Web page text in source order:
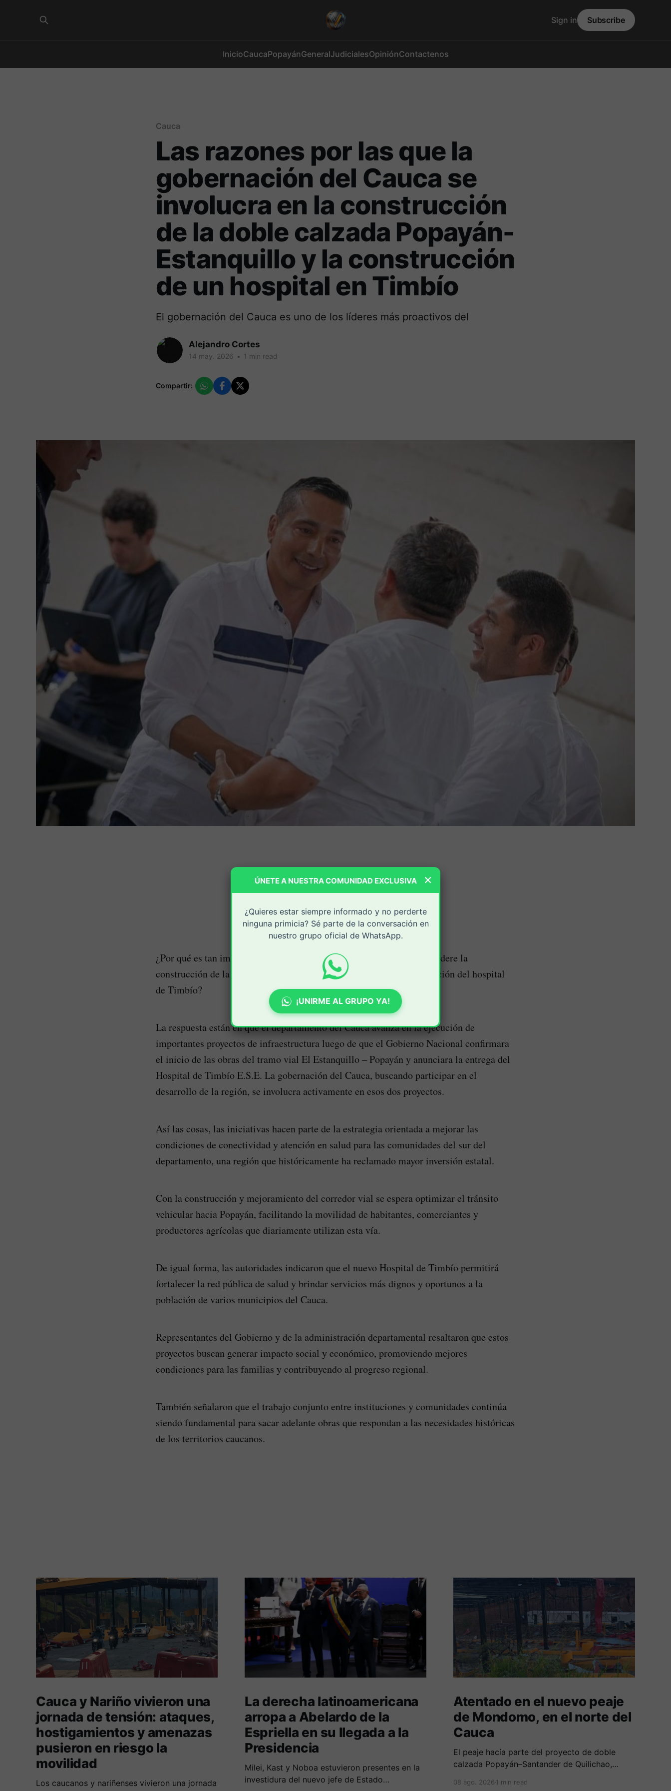
InicioCaucaPopayánGeneralJudicialesOpiniónContactenos
Sign in Subscribe
Cauca
Las razones por las que la
gobernación del Cauca se
involucra en la construcción
de la doble calzada Popayán-
Estanquillo y la construcción
de un hospital en Timbío
El gobernación del Cauca es uno de los líderes más proactivos del
Alejandro Cortes
14 may. 2026 • 1 min read
Compartir:
¿Por qué es tan importante que la gobernación del Cauca participe o lidere la
construcción de la doble Calzada Popayán-El Estanquillo y la construción del hospital
de Timbío?
La respuesta están en que el departamento del Cauca avanza en la ejecución de
importantes proyectos de infraestructura luego de que el Gobierno Nacional confirmara
el inicio de las obras del tramo vial El Estanquillo – Popayán y anunciara la entrega del
Hospital de Timbío E.S.E. La gobernación del Cauca, buscando participar en el
desarrollo de la región, se involucra activamente en esos dos proyectos.
Así las cosas, las iniciativas hacen parte de la estrategia orientada a mejorar las
condiciones de conectividad y atención en salud para las comunidades del sur del
departamento, una región que históricamente ha reclamado mayor inversión estatal.
Con la construcción y mejoramiento del corredor vial se espera optimizar el tránsito
vehicular hacia Popayán, facilitando la movilidad de habitantes, comerciantes y
productores agrícolas que diariamente utilizan esta vía.
De igual forma, las autoridades indicaron que el nuevo Hospital de Timbío permitirá
fortalecer la red pública de salud y brindar servicios más dignos y oportunos a la
población de varios municipios del Cauca.
Representantes del Gobierno y de la administración departamental resaltaron que estos
proyectos buscan generar impacto social y económico, promoviendo mejores
condiciones para las familias y contribuyendo al progreso regional.
También señalaron que el trabajo conjunto entre instituciones y comunidades continúa
siendo fundamental para sacar adelante obras que respondan a las necesidades históricas
de los territorios caucanos.
Cauca y Nariño vivieron una
jornada de tensión: ataques,
hostigamientos y amenazas
pusieron en riesgo la
movilidad
Los caucanos y nariñenses vivieron una jornada
La derecha latinoamericana
arropa a Abelardo de la
Espriella en su llegada a la
Presidencia
Milei, Kast y Noboa estuvieron presentes en la
investidura del nuevo jefe de Estado
Atentado en el nuevo peaje
de Mondomo, en el norte del
Cauca
El peaje hacía parte del proyecto de doble
calzada Popayán–Santander de Quilichao,
08 ago. 20261 min read
×
ÚNETE A NUESTRA COMUNIDAD EXCLUSIVA
¿Quieres estar siempre informado y no perderte
ninguna primicia? Sé parte de la conversación en
nuestro grupo oficial de WhatsApp.
¡UNIRME AL GRUPO YA!